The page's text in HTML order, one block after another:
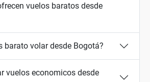
vuelos baratos desde
barato volar desde Bogotá?
vuelos economicos desde